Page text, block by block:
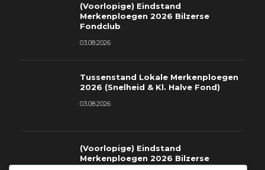
(Voorlopige) Eindstand
Merkenploegen 2026 Bilzerse
Fondclub
03.08.2026
Tussenstand Lokale Merkenploegen
2026 (Snelheid & Kl. Halve Fond)
03.08.2026
(Voorlopige) Eindstand
Merkenploegen 2026 Bilzerse
Fondclub